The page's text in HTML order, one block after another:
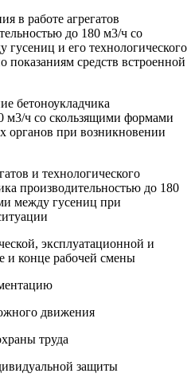
в работе агрегатов
до 180 м3/ч со
и его технологического
показаниям средств встроенной
бетоноукладчика
м3/ч со скользящими формами
органов при возникновении
и технологического
производительностью до 180
между гусениц при
эксплуатационной и
и конце рабочей смены
движения
труда
защиты